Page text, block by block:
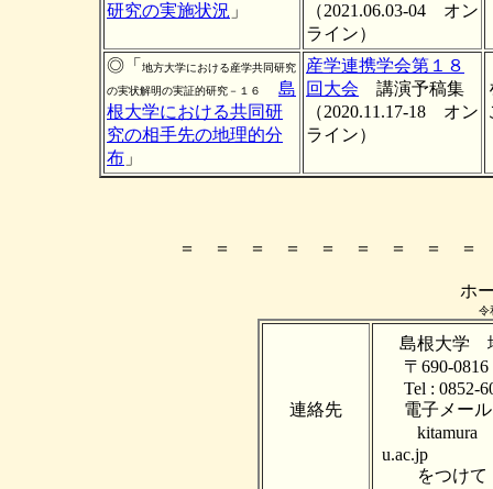
研究の実施状況 」
（2021.06.03-04 オン
ライン）
◎「 地方大学における産学共同研究
の実状解明の実証的研究－１６
島
根大学における共同研
究の相手先の地理的分
布 」
産学連携学会第１８
回大会 講演予稿集
（2020.11.17-18 オン
ライン）
＝ ＝ ＝ ＝ ＝ ＝ ＝ ＝
ホ
令
連絡先
島根大学
〒690-
Tel : 0852-
電子メール
kitamura
u.ac.jp
をつけて